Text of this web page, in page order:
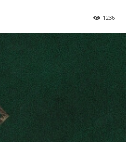
1236